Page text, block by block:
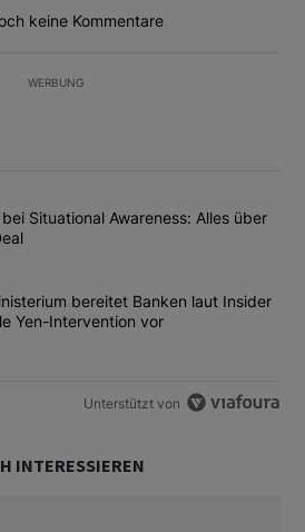
keine Kommentare
WERBUNG
der am meisten kommentierten
Titel "Margin Calls bei Situational
Situational Awareness: Alles über
Titel "US-Finanzministerium bereitet
bereitet Banken laut Insider
Yen-Intervention vor
Unterstützt von
INTERESSIEREN